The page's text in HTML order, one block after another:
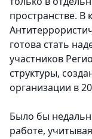
пространстве. В
готова стать
участников
структуры,
организации в
Было бы
работе,